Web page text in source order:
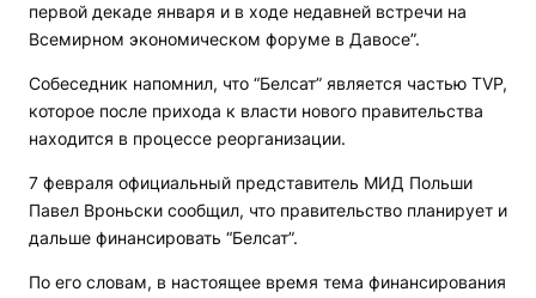
первой декаде января и в ходе недавней встречи на
Всемирном экономическом форуме в Давосе”.
Собеседник напомнил, что “Белсат” является частью TVP,
которое после прихода к власти нового правительства
находится в процессе реорганизации.
7 февраля официальный представитель МИД Польши
Павел Вроньски сообщил, что правительство планирует и
дальше финансировать “Белсат”.
По его словам, в настоящее время тема финансирования